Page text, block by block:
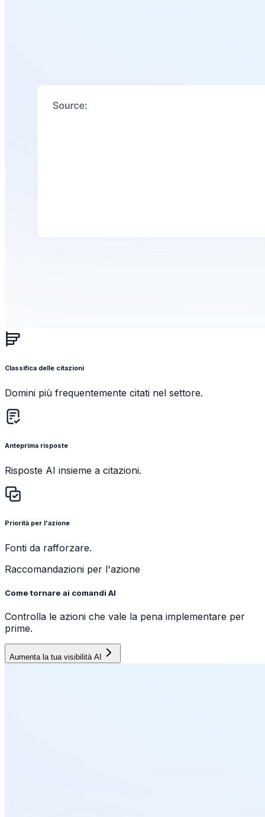
Classifica delle citazioni
Domini più frequentemente citati nel settore.
Anteprima risposte
Risposte AI insieme a citazioni.
Priorità per l'azione
Fonti da rafforzare.
Raccomandazioni per l'azione
Come tornare ai comandi AI
Controlla le azioni che vale la pena implementare per
prime.
Aumenta la tua visibilità AI